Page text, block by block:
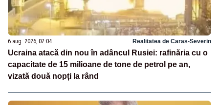
6 aug. 2026, 07:04 Realitatea de Caras-Severin
Ucraina atacă din nou în adâncul Rusiei: rafinăria cu o
capacitate de 15 milioane de tone de petrol pe an,
vizată două nopți la rând